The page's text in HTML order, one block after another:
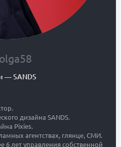
—SANDS
дизайна SANDS.
Pixies.
агентствах, глянце, СМИ.
6 лет управления собственной